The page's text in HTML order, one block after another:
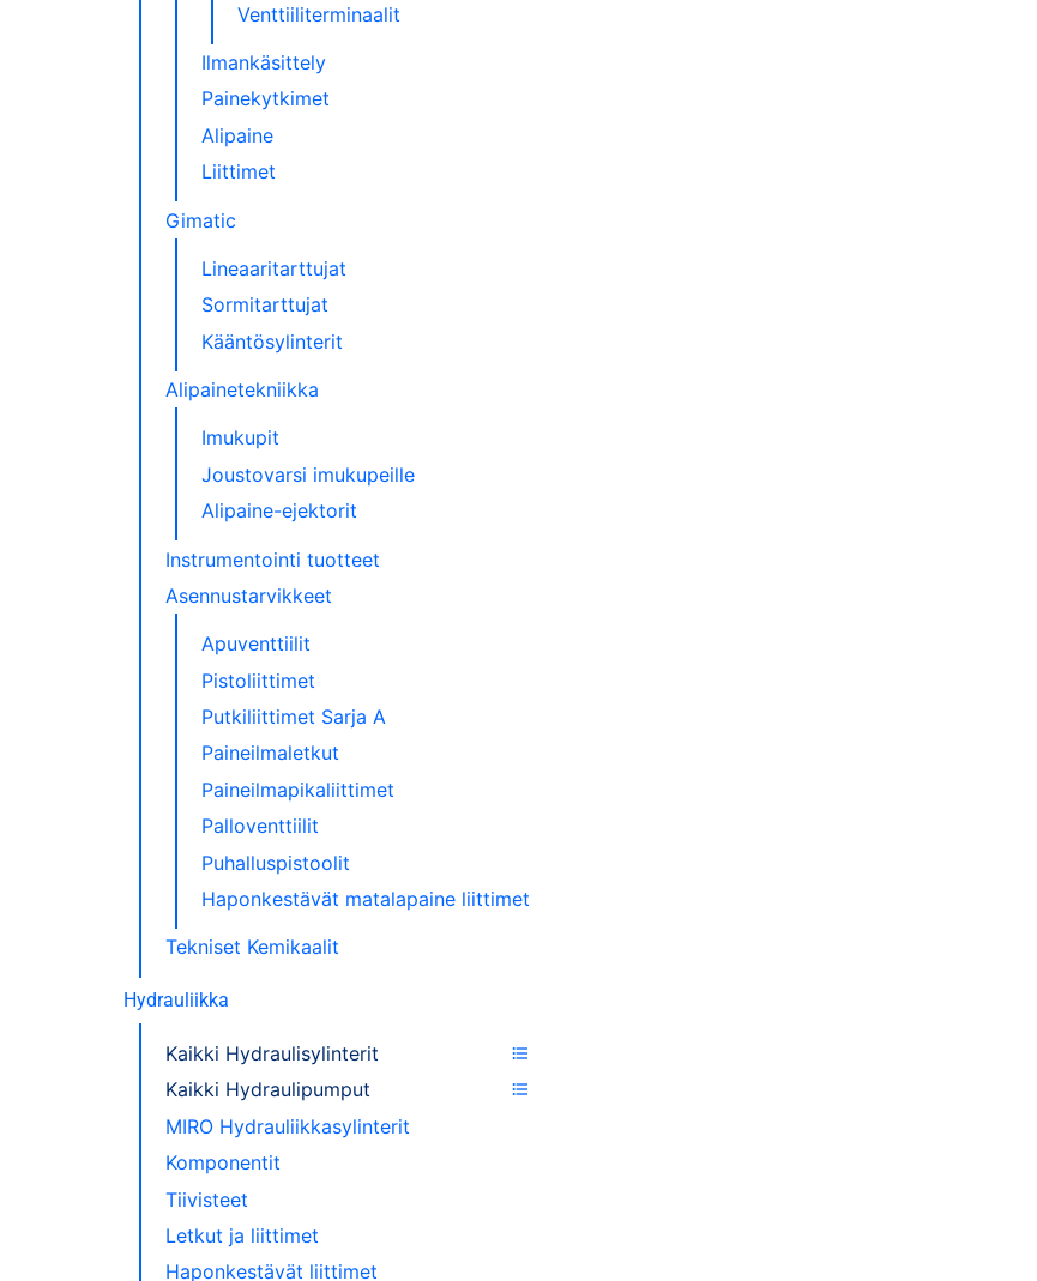
Venttiiliterminaalit
Ilmankäsittely
Painekytkimet
Alipaine
Liittimet
Gimatic
Lineaaritarttujat
Sormitarttujat
Kääntösylinterit
Alipainetekniikka
Imukupit
Joustovarsi imukupeille
Alipaine-ejektorit
Instrumentointi tuotteet
Asennustarvikkeet
Apuventtiilit
Pistoliittimet
Putkiliittimet Sarja A
Paineilmaletkut
Paineilmapikaliittimet
Palloventtiilit
Puhalluspistoolit
Haponkestävät matalapaine liittimet
Tekniset Kemikaalit
Hydrauliikka
Kaikki Hydraulisylinterit
Kaikki Hydraulipumput
MIRO Hydrauliikkasylinterit
Komponentit
Tiivisteet
Letkut ja liittimet
Haponkestävät liittimet